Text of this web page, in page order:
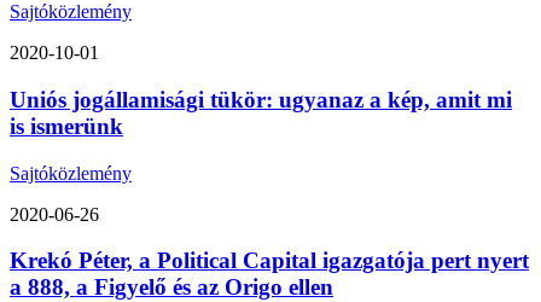
Sajtóközlemény
2020-10-01
Uniós jogállamisági tükör: ugyanaz a kép, amit mi
is ismerünk
Sajtóközlemény
2020-06-26
Krekó Péter, a Political Capital igazgatója pert nyert
a 888, a Figyelő és az Origo ellen